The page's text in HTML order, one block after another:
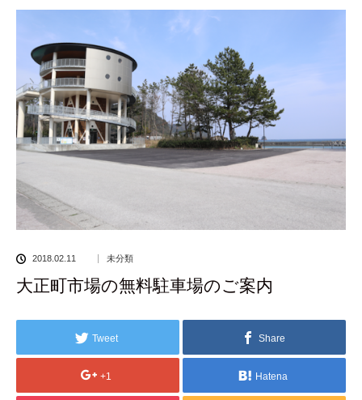
2018.02.11 未分類
大正町市場の無料駐車場のご案内
Tweet Share
+1 Hatena